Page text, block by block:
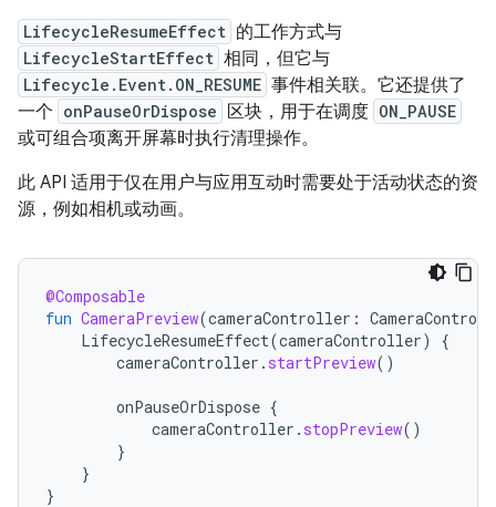
LifecycleResumeEffect 的工作方式与
LifecycleStartEffect 相同，但它与
Lifecycle.Event.ON_RESUME 事件相关联。它还提供了
一个 onPauseOrDispose 区块，用于在调度 ON_PAUSE
或可组合项离开屏幕时执行清理操作。
此 API 适用于仅在用户与应用互动时需要处于活动状态的资
源，例如相机或动画。
@Composable
fun CameraPreview(cameraController :
LifecycleResumeEffect(cameraController)
{
cameraController . startPreview()
onPauseOrDispose {
cameraController . stopPreview()
}
}
}